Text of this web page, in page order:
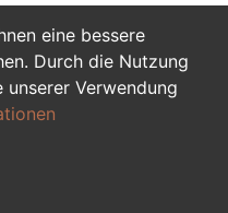
eine bessere
Durch die Nutzung
unserer Verwendung